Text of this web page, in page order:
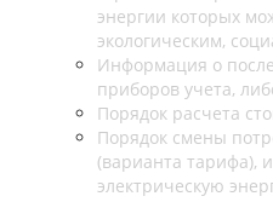
энергии которых
экологическим,
Информация о
приборов учета,
Порядок расчета
Порядок смены
(варианта тарифа),
электрическую